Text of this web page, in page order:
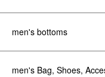
men's bottoms
men's Bag, Shoes,